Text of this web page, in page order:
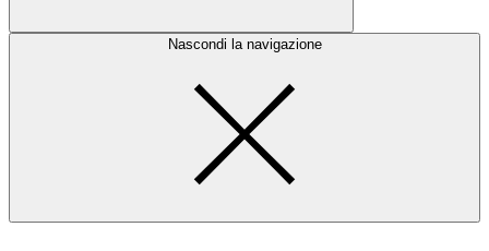
Nascondi la navigazione